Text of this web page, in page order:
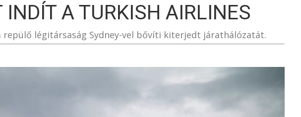
INDÍT A TURKISH AIRLINES
repülő légitársaság Sydney-vel bővíti kiterjedt járathálózatát.